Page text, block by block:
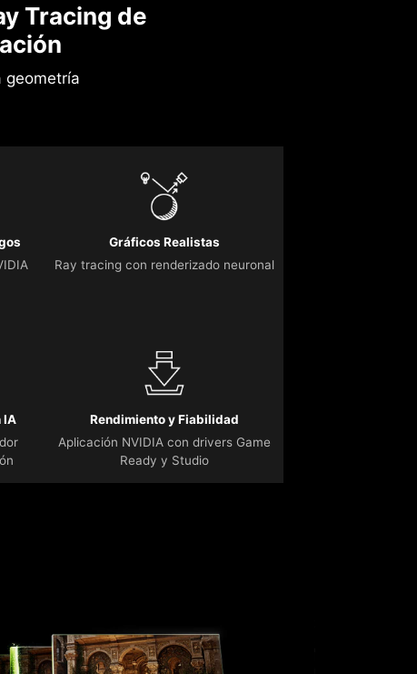
Tracing de
geometría
Gráficos Realistas
Ray tracing con renderizado neuronal
IA
Rendimiento y Fiabilidad
Aplicación NVIDIA con drivers Game
Ready y Studio